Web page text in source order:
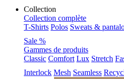
Collection
Collection complète
T-Shirts Polos Sweats &
Sale %
Gammes de produits
Classic Comfort Lux Stretch
Interlock Mesh Seamless